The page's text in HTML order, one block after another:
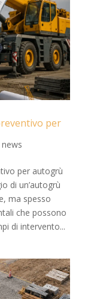
per
news
per autogrù
di un’autogrù
ma spesso
che possono
di intervento...